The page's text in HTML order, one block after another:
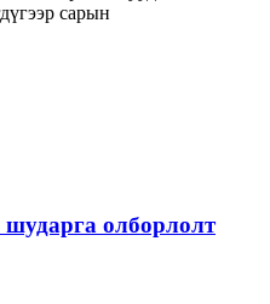
сарын
олборлолт